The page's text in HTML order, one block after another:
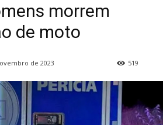
morrem
de moto
de 2023 519